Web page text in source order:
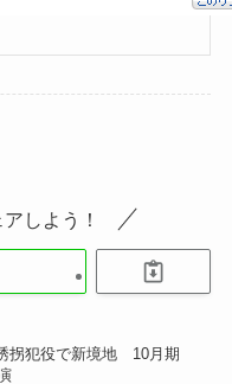
しよう！
拐犯役で新境地 10月期